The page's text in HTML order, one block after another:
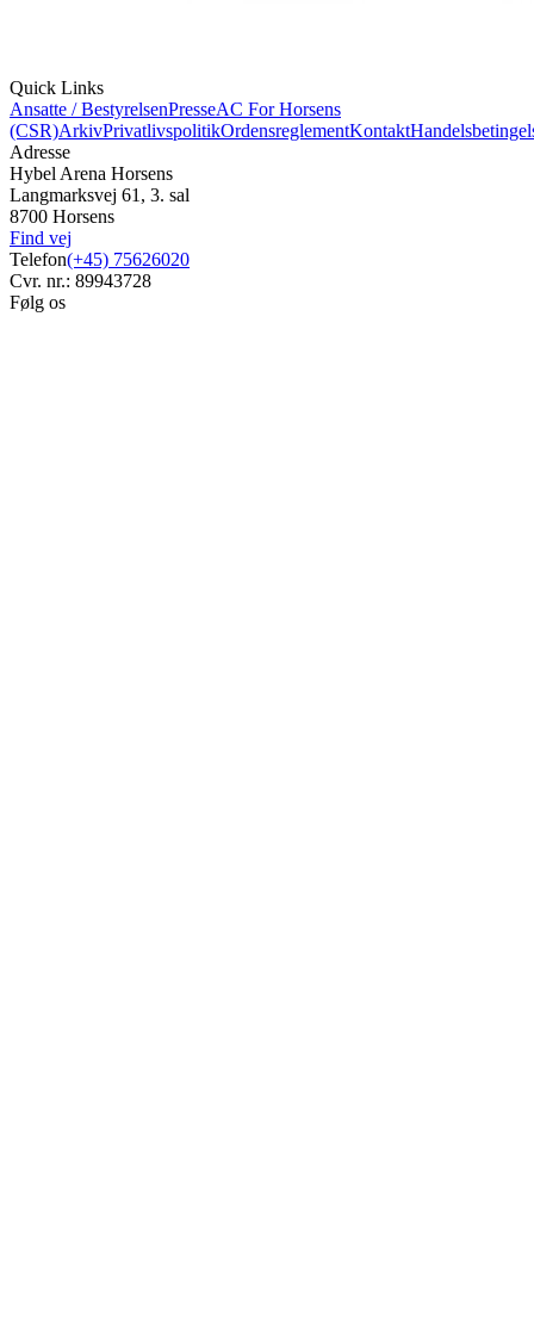
Quick Links
Ansatte / BestyrelsenPresseAC For Horsens
(CSR)ArkivPrivatlivspolitikOrdensreglementKontakt
Adresse
Hybel Arena Horsens
Langmarksvej 61, 3. sal
8700 Horsens
Find vej
Telefon(+45) 75626020
Cvr. nr.: 89943728
Følg os